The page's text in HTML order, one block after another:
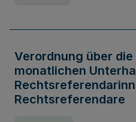
Verordnung über
monatlichen
Rechtsreferendare